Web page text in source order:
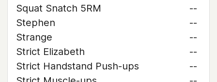
Squat Snatch 5RM
--
Stephen
--
Strange
--
Strict Elizabeth
--
Strict Handstand Push-ups
--